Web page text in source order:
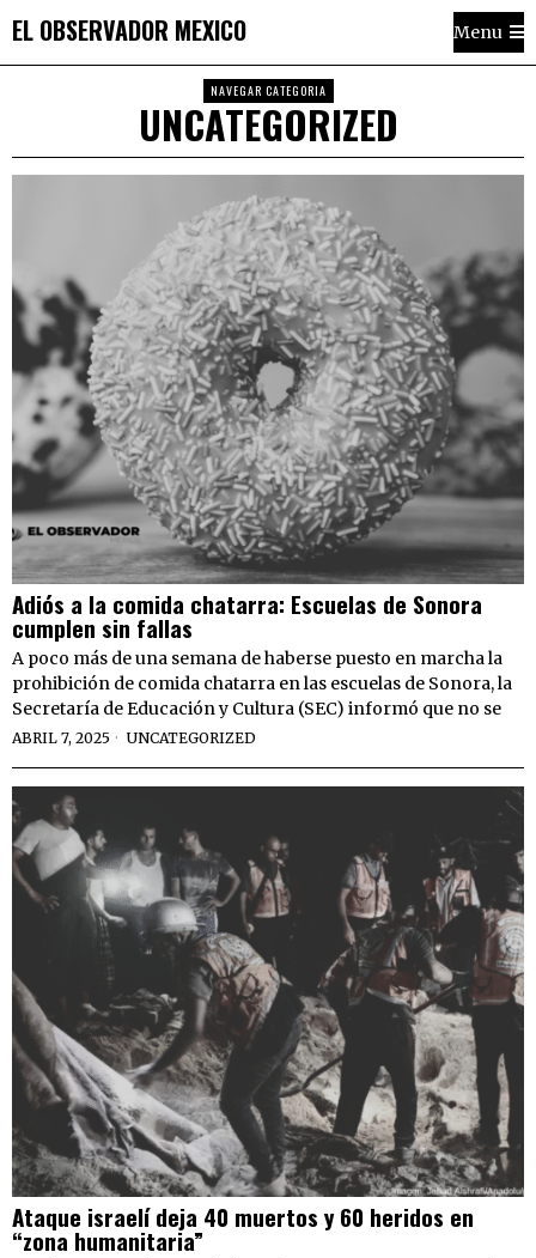
EL OBSERVADOR MEXICO Menu
NAVEGAR CATEGORIA
UNCATEGORIZED
Adiós a la comida chatarra: Escuelas de Sonora
cumplen sin fallas
A poco más de una semana de haberse puesto en marcha la
prohibición de comida chatarra en las escuelas de Sonora, la
Secretaría de Educación y Cultura (SEC) informó que no se
ABRIL 7, 2025 UNCATEGORIZED
Ataque israelí deja 40 muertos y 60 heridos en
“zona humanitaria”